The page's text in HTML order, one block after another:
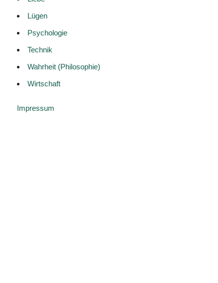
Lügen
Psychologie
Technik
Wahrheit (Philosophie)
Wirtschaft
Impressum